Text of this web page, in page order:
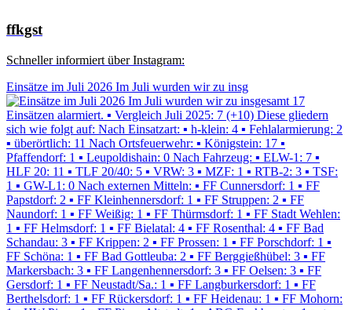
ffkgst
Schneller informiert über Instagram:
Einsätze im Juli 2026 Im Juli wurden wir zu insg